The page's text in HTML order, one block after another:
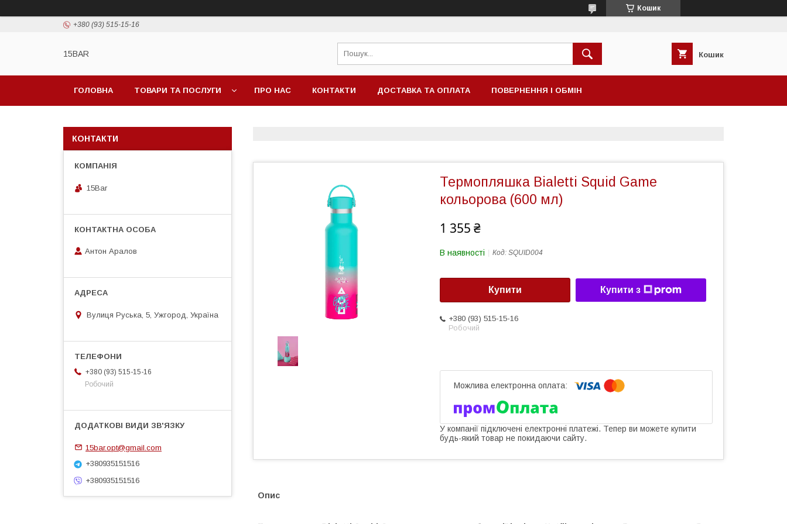
Кошик
+380 (93) 515-15-16
15BAR Кошик
ГОЛОВНА ТОВАРИ ТА ПОСЛУГИ ПРО НАС КОНТАКТИ ДОСТАВКА ТА ОПЛАТА ПОВЕРНЕННЯ І ОБМІН
Термопляшка Bialetti Squid Game
кольорова (600 мл)
1 355 ₴
В наявності Код: SQUID004
Купити Купити з
+380 (93) 515-15-16
Робочий
У компанії підключені електронні платежі. Тепер ви можете купити
будь-який товар не покидаючи сайту.
Опис
КОНТАКТИ
15Bar
Антон Аралов
Вулиця Руська, 5, Ужгород, Україна
+380 (93) 515-15-16
Робочий
15bar.opt@gmail.com
+380935151516
+380935151516